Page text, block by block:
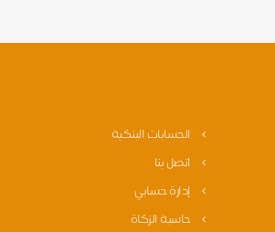
الحسابات البنكية
اتصل بنا
إدارة حسابي
حاسبة الزكاة